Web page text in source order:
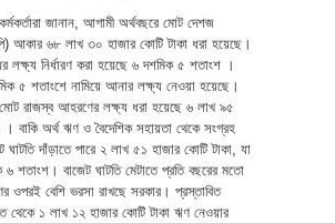
জানান, আগামী অর্থবছরে মোট দেশজ
আকার ৬৮ লাখ ৩০ হাজার কোটি টাকা ধরা হয়েছে।
লক্ষ্য নির্ধারণ করা হয়েছে ৬ দশমিক ৫ শতাংশ ।
৫ শতাংশে নামিয়ে আনার লক্ষ্য নেওয়া হয়েছে।
রাজস্ব আহরণের লক্ষ্য ধরা হয়েছে ৬ লাখ ৯৫
। বাকি অর্থ ঋণ ও বৈদেশিক সহায়তা থেকে সংগ্রহ
দাঁড়াতে পারে ২ লাখ ৫১ হাজার কোটি টাকা, যা
৬ শতাংশ। বাজেট ঘাটতি মেটাতে প্রতি বছরের মতো
ওপরই বেশি ভরসা রাখছে সরকার। প্রস্তাবিত
থেকে ১ লাখ ১২ হাজার কোটি টাকা ঋণ নেওয়ার